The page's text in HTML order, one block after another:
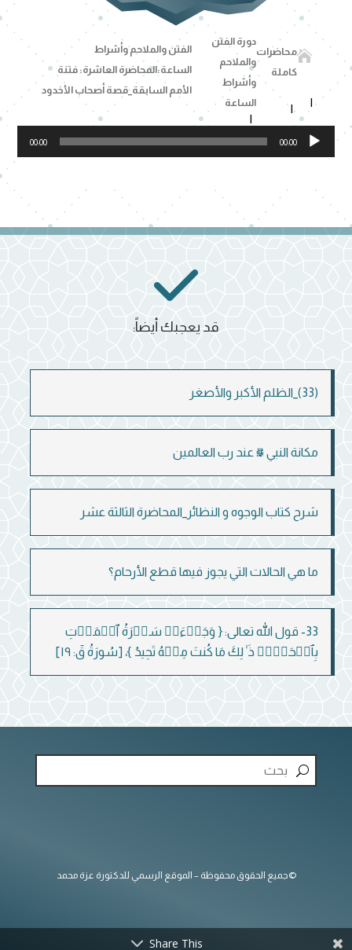
محاضرات
كاملة
دورة الفتن
والملاحم
وأشراط
الساعة
الفتن والملاحم وأشراط
الساعة:المحاضرة العاشرة: فتنة
الأمم السابقة_قصة أصحاب الأخدود
مشغل
الصوت
00:00
00:00
(33)_الظلم الأكبر والأصغر
مكانة النبي ﷺ عند رب العالمين
شرح كتاب الوجوه و النظائر_المحاضرة الثالثة عشر
ما هي الحالات التي يجوز فيها قطع الأرحام؟
33- قول الله تعالى: { وَجَاۤءَتۡ سَكۡرَةُ ٱلۡمَوۡتِ
بِٱلۡحَقِّۖ ذَ ٰ⁠لِكَ مَا كُنتَ مِنۡهُ تَحِیدُ }، [سُورَةُ قٓ: ١٩]
قد يعجبك أيضاً:
©جميع الحقوق محفوظة – الموقع الرسمي للدكتورة عزة محمد
Share This